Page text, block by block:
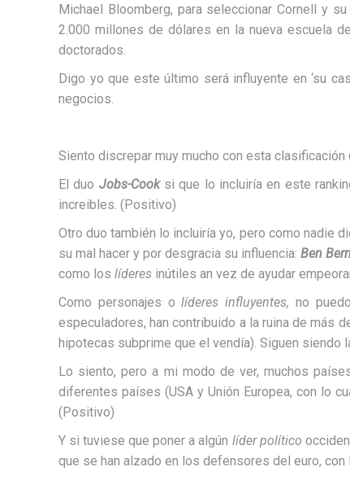
Michael Bloomberg, para seleccionar Cornell y
2.000 millones de dólares en la nueva escuela
doctorados.
Digo yo que este último será influyente en ‘su
negocios.
Siento discrepar muy mucho con esta clasificación
El duo Jobs-Cooksi que lo incluiría en este
increibles. (Positivo)
Otro duo también lo incluiría yo, pero como nadie
su mal hacer y por desgracia su influencia:Ben
como los líderes inútiles an vez de ayudar
Como personajes olíderes influyentes, no
especuladores, han contribuido a la ruina de más
hipotecas subprime que el vendía). Siguen siendo
Lo siento, pero a mi modo de ver, muchos
diferentes países (USA y Unión Europea, con lo
(Positivo)
Y si tuviese que poner a algún líder político
que se han alzado en los defensores del euro,